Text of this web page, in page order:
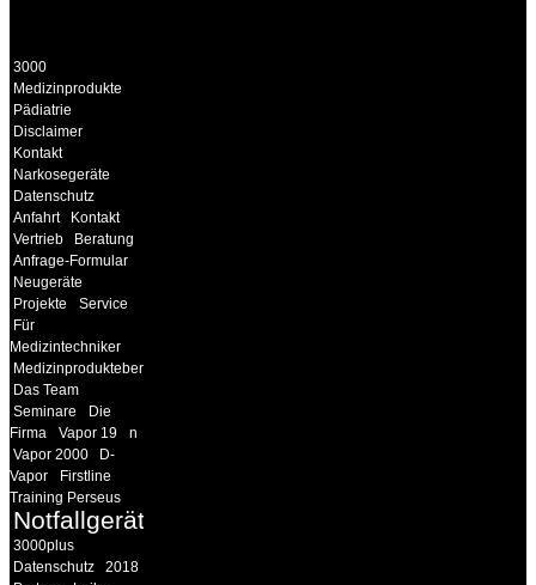
3000
Medizinprodukte
Pädiatrie
Disclaimer
Kontakt
Narkosegeräte
Datenschutz
Anfahrt
Kontakt
Vertrieb
Beratung
Anfrage-Formular
Neugeräte
Projekte
Service
Für
Medizintechniker
Medizinprodukteberater
Das Team
Seminare
Die
Firma
Vapor 19
n
Vapor 2000
D-
Vapor
Firstline
Training Perseus
Notfallgeräte
3000plus
Datenschutz
2018